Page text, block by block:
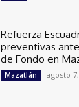
Refuerza
preventivas
de Fondo en
Mazatlán agosto